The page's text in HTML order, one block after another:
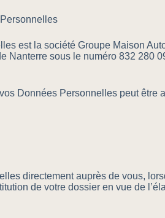
est la société Groupe Maison
Nanterre sous le numéro 832 280
Données Personnelles peut
directement auprès de vous,
de votre dossier en vue de